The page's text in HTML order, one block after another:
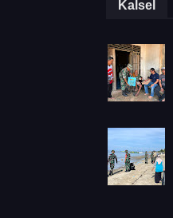
Kalsel